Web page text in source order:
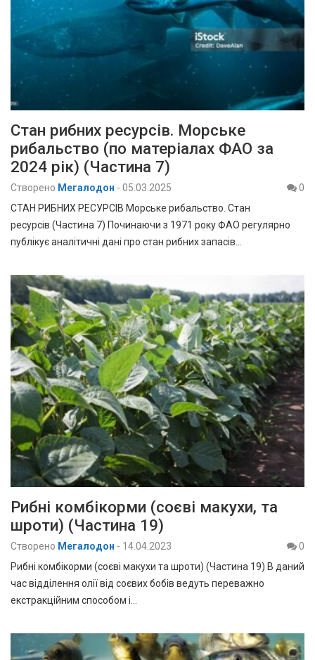
Стан рибних ресурсів. Морське
рибальство (по матеріалах ФАО за
2024 рік) (Частина 7)
Створено Мегалодон - 05.03.2025
0
СТАН РИБНИХ РЕСУРСІВ Морське рибальство. Стан
ресурсів (Частина 7) Починаючи з 1971 року ФАО регулярно
публікує аналітичні дані про стан рибних запасів…
Рибні комбікорми (соєві макухи, та
шроти) (Частина 19)
Створено Мегалодон - 14.04.2023
0
Рибні комбікорми (соєві макухи та шроти) (Частина 19) В даний
час відділення олії від соєвих бобів ведуть переважно
екстракційним способом і…